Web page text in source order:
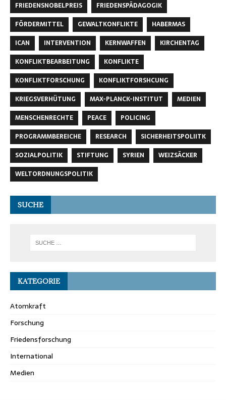
FRIEDENSNOBELPREIS
FRIEDENSPÄDAGOGIK
FÖRDERMITTEL
GEWALTKONFLIKTE
HABERMAS
ICAN
INTERVENTION KERNWAFFEN
KIRCHENTAG
KONFLIKTBEARBEITUNG
KONFLIKTE
KONFLIKTFORSCHUNG
KONFLIKTFORSHCUNG
KRIEGSVERHÜTUNG
MAX-PLANCK-INSTITUT
MEDIEN
MENSCHENRECHTE
PEACE
POLICING
PROGRAMMBEREICHE
RESEARCH
SICHERHEITSPOLIITK
SOZIALPOLITIK
STIFTUNG SYRIEN
WEIZSÄCKER
WELTORDNUNGSPOLITIK
SUCHE
KATEGORIE
Atomkraft
Forschung
Friedensforschung
International
Medien